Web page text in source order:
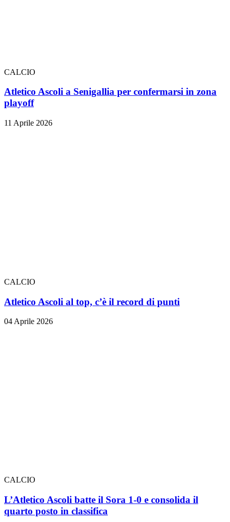
CALCIO
Atletico Ascoli a Senigallia per confermarsi in zona
playoff
11 Aprile 2026
CALCIO
Atletico Ascoli al top, c’è il record di punti
04 Aprile 2026
CALCIO
L’Atletico Ascoli batte il Sora 1-0 e consolida il
quarto posto in classifica